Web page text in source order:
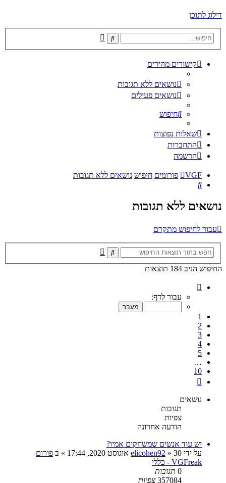
דילוג לתוכן
חיפוש
קישורים מהירים
נושאים ללא תגובות
נושאים פעילים
חיפוש
שאלות נפוצות
התחברות
הרשמה
VGF פורומים חיפוש נושאים ללא תגובות
חיפוש
נושאים ללא תגובות
עבור לחיפוש מתקדם
חיפוש
החיפוש הניב 184 תוצאות
מתוך
עבור לדף:
1
2
3
4
5
…
10
נושאים
תגובות
צפיות
הודעה אחרונה
יש עוד אנשים שמשחקים אמיו?
על ידי
elicohen92 » 30 אוגוסט 2020, 17:44 » ב פורום
VGFreak - כללי
0 תגובות
357084 צפיות